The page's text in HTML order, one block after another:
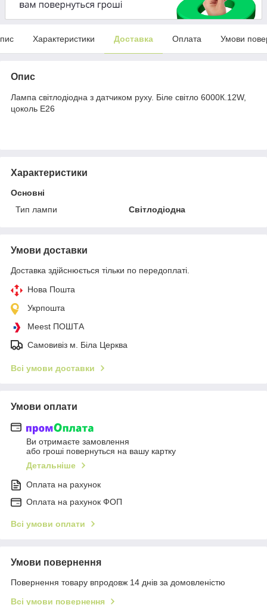
Характеристики Доставка Оплата Умови
Опис
Лампа світлодіодна з датчиком руху. Біле світло 6000К.12W,
цоколь Е26
Характеристики
Основні
Тип лампи
Світлодіодна
Умови доставки
Доставка здійснюється тільки по передоплаті.
Нова Пошта
Укрпошта
Meest ПОШТА
Самовивіз м. Біла Церква
Всі умови доставки
Умови оплати
Ви отримаєте замовлення
або гроші повернуться на вашу картку
Детальніше
Оплата на рахунок
Оплата на рахунок ФОП
Всі умови оплати
Умови повернення
Повернення товару впродовж 14 днів за домовленістю
Всі умови повернення